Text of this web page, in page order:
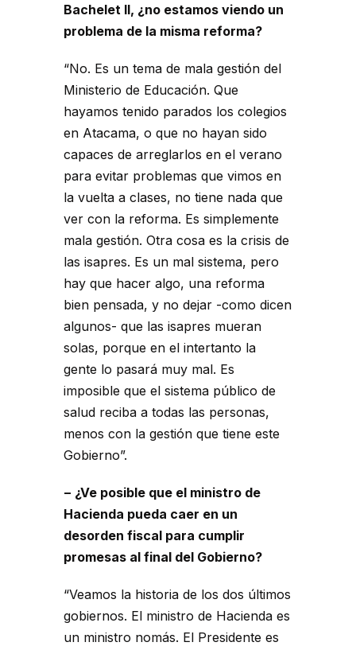
Bachelet II, ¿no estamos viendo un
problema de la misma reforma?
“No. Es un tema de mala gestión del
Ministerio de Educación. Que
hayamos tenido parados los colegios
en Atacama, o que no hayan sido
capaces de arreglarlos en el verano
para evitar problemas que vimos en
la vuelta a clases, no tiene nada que
ver con la reforma. Es simplemente
mala gestión. Otra cosa es la crisis de
las isapres. Es un mal sistema, pero
hay que hacer algo, una reforma
bien pensada, y no dejar -como dicen
algunos- que las isapres mueran
solas, porque en el intertanto la
gente lo pasará muy mal. Es
imposible que el sistema público de
salud reciba a todas las personas,
menos con la gestión que tiene este
Gobierno”.
− ¿Ve posible que el ministro de
Hacienda pueda caer en un
desorden fiscal para cumplir
promesas al final del Gobierno?
“Veamos la historia de los dos últimos
gobiernos. El ministro de Hacienda es
un ministro nomás. El Presidente es